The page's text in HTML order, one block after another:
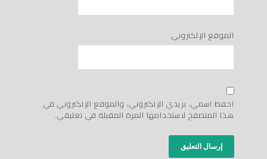
الموقع الإلكتروني
احفظ اسمي، بريدي الإلكتروني، والموقع الإلكتروني في
هذا المتصفح لاستخدامها المرة المقبلة في تعليقي.